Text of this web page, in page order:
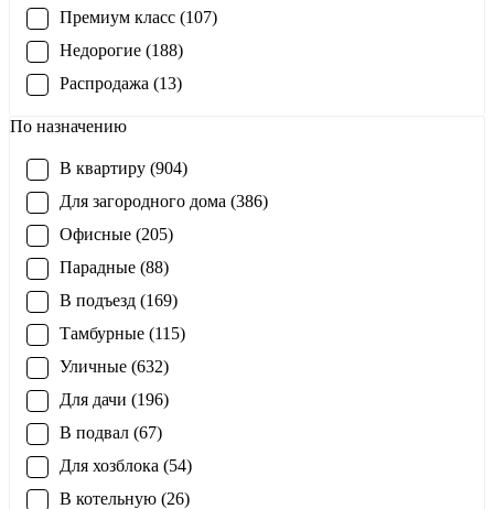
Премиум класс (107)
Недорогие (188)
Распродажа (13)
По назначению
В квартиру (904)
Для загородного дома (386)
Офисные (205)
Парадные (88)
В подъезд (169)
Тамбурные (115)
Уличные (632)
Для дачи (196)
В подвал (67)
Для хозблока (54)
В котельную (26)